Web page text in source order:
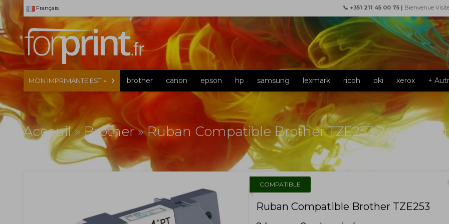
Français 📞 +351 211 45 00 75 | Bienvenue
MON IMPRIMANTE EST » brother canon epson hp samsung lexmark ricoh oki xerox +
Acceuil»Brother»Ruban Compatible Brother TZE253 24mm x
COMPATIBLE
Ruban Compatible Brother TZE253